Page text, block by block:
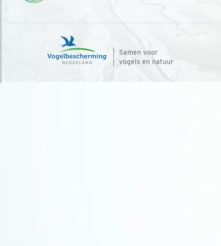
Samen voor
vogels en natuur